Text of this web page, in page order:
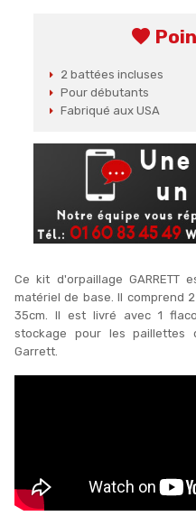
favorite
2 battées incluses
Pour débutants
Fabriqué aux USA
Ce kit d'orpaillage
matériel de base. Il comprend
35cm. Il est livré avec 1
stockage pour les paillettes
Garrett.